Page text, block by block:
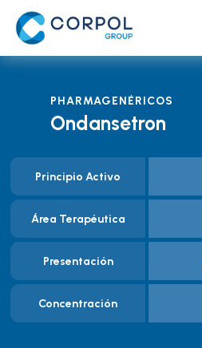
PHARMAGENÉRICOS
Ondansetron
Principio Activo
Área Terapéutica
Presentación
Concentración